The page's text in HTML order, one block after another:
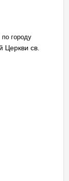
городу
Церкви св.